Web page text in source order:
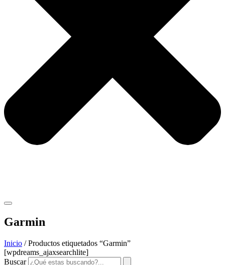
Garmin
Inicio / Productos etiquetados “Garmin”
[wpdreams_ajaxsearchlite]
Buscar